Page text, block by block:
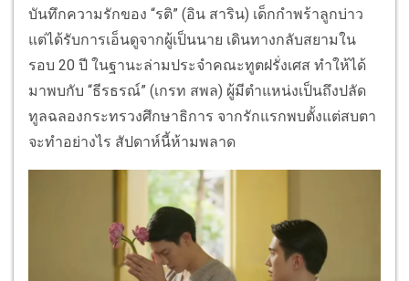
บันทึกความรักของ “รติ” (อิน สาริน) เด็กกำพร้าลูกบ่าว
แต่ได้รับการเอ็นดูจากผู้เป็นนาย เดินทางกลับสยามใน
รอบ 20 ปี ในฐานะล่ามประจำคณะทูตฝรั่งเศส ทำให้ได้
มาพบกับ “ธีรธรณ์” (เกรท สพล) ผู้มีตำแหน่งเป็นถึงปลัด
ทูลฉลองกระทรวงศึกษาธิการ จากรักแรกพบตั้งแต่สบตา
จะทำอย่างไร สัปดาห์นี้ห้ามพลาด